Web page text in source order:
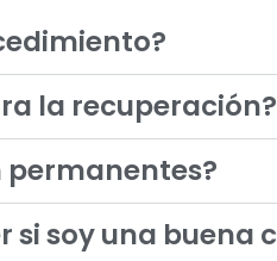
la recuperación?
permanentes?
si soy una buena